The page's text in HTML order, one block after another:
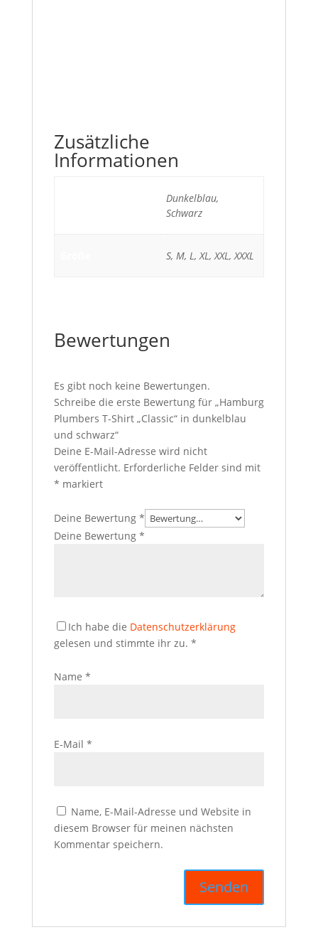
Zusätzliche
Informationen
Dunkelblau,
Schwarz
S, M, L, XL, XXL, XXXL
Bewertungen
Es gibt noch keine Bewertungen.
Schreibe die erste Bewertung für „Hamburg
Plumbers T-Shirt „Classic“ in dunkelblau
und schwarz“
Deine E-Mail-Adresse wird nicht
veröffentlicht. Erforderliche Felder sind mit
* markiert
Deine Bewertung *
Deine Bewertung *
Ich habe die Datenschutzerklärung
gelesen und stimmte ihr zu. *
Name *
E-Mail *
Name, E-Mail-Adresse und Website in
diesem Browser für meinen nächsten
Kommentar speichern.